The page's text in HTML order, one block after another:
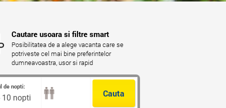
de nopti:
10 nopti Cauta
Cautare usoara si filtre smart
Posibilitatea de a alege vacanta care se
potriveste cel mai bine preferintelor
dumneavoastra, usor si rapid